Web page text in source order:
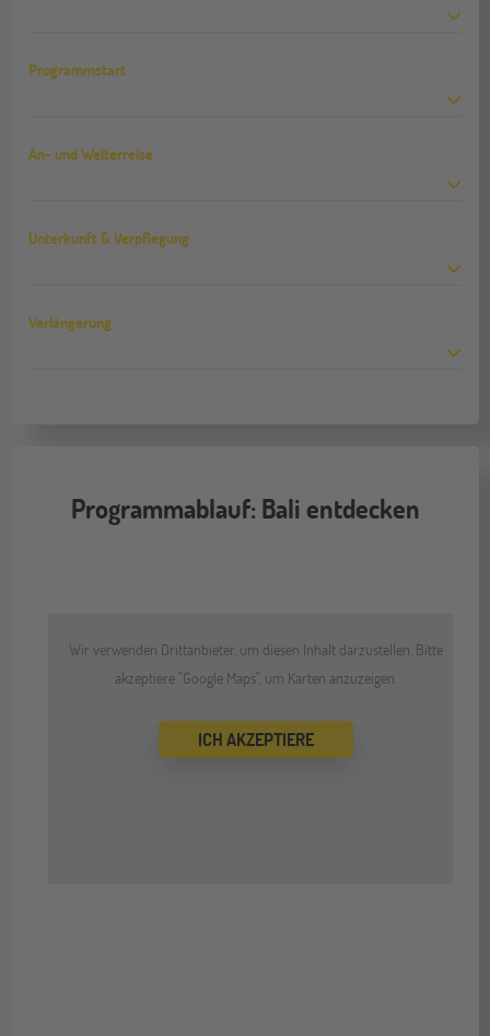
Programmstart
An- und Weiterreise
Unterkunft & Verpflegung
Verlängerung
Programmablauf: Bali entdecken
Wir verwenden Drittanbieter, um diesen Inhalt darzustellen. Bitte
akzeptiere "Google Maps", um Karten anzuzeigen.
ICH AKZEPTIERE
[
Source
]